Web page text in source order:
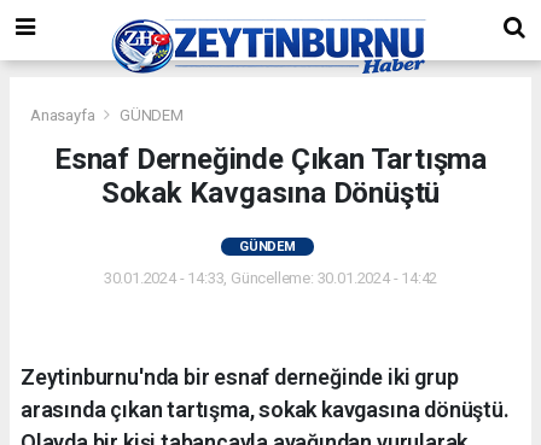
Anasayfa GÜNDEM
Esnaf Derneğinde Çıkan Tartışma
Sokak Kavgasına Dönüştü
GÜNDEM
30.01.2024 - 14:33, Güncelleme: 30.01.2024 - 14:42
Zeytinburnu'nda bir esnaf derneğinde iki grup
arasında çıkan tartışma, sokak kavgasına dönüştü.